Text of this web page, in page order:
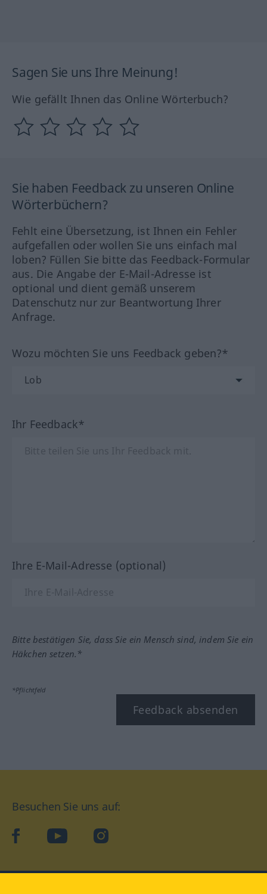
Sagen Sie uns Ihre Meinung!
Wie gefällt Ihnen das Online Wörterbuch?
Sie haben Feedback zu unseren Online
Wörterbüchern?
Fehlt eine Übersetzung, ist Ihnen ein Fehler
aufgefallen oder wollen Sie uns einfach mal
loben? Füllen Sie bitte das Feedback-Formular
aus. Die Angabe der E-Mail-Adresse ist
optional und dient gemäß unserem
Datenschutz nur zur Beantwortung Ihrer
Anfrage.
Wozu möchten Sie uns Feedback geben?*
Ihr Feedback*
Ihre E-Mail-Adresse (optional)
Bitte bestätigen Sie, dass Sie ein Mensch sind, indem Sie ein
Häkchen setzen.*
*Pflichtfeld
Feedback absenden
Besuchen Sie uns auf:
facebookYouTube Instagram